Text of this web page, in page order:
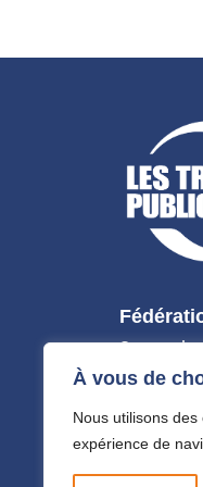
À vous de
Nous utilisons des
expérience de
3, rue de
Tél : 01